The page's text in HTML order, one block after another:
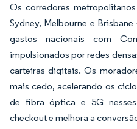
Os corredores
Sydney, Melbourne e
gastos nacionais com
impulsionados por redes
carteiras digitais. Os
mais cedo, acelerando os
de fibra óptica e 5G
checkout e melhora a